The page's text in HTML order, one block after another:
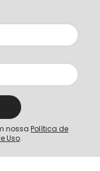
nossa Política de
Uso.